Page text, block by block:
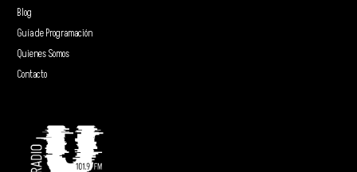
Blog
Guía de Programación
Quienes Somos
Contacto